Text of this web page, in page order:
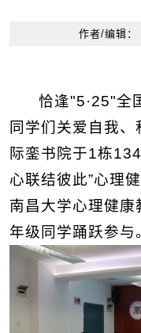
作者/编辑
恰逢"5·25"全
同学们关爱自我、
际銮书院于1栋
心联结彼此”心理
南昌大学心理健
年级同学踊跃参与